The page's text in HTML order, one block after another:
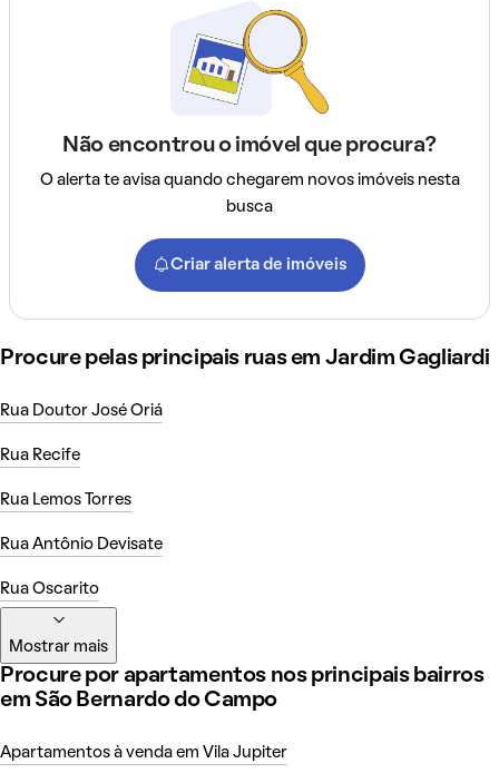
Não encontrou o imóvel que procura?
O alerta te avisa quando chegarem novos imóveis nesta
busca
Criar alerta de imóveis
Procure pelas principais ruas em Jardim Gagliardi
Rua Doutor José Oriá
Rua Recife
Rua Lemos Torres
Rua Antônio Devisate
Rua Oscarito
Mostrar mais
Procure por apartamentos nos principais bairros
em São Bernardo do Campo
Apartamentos à venda em Vila Jupiter